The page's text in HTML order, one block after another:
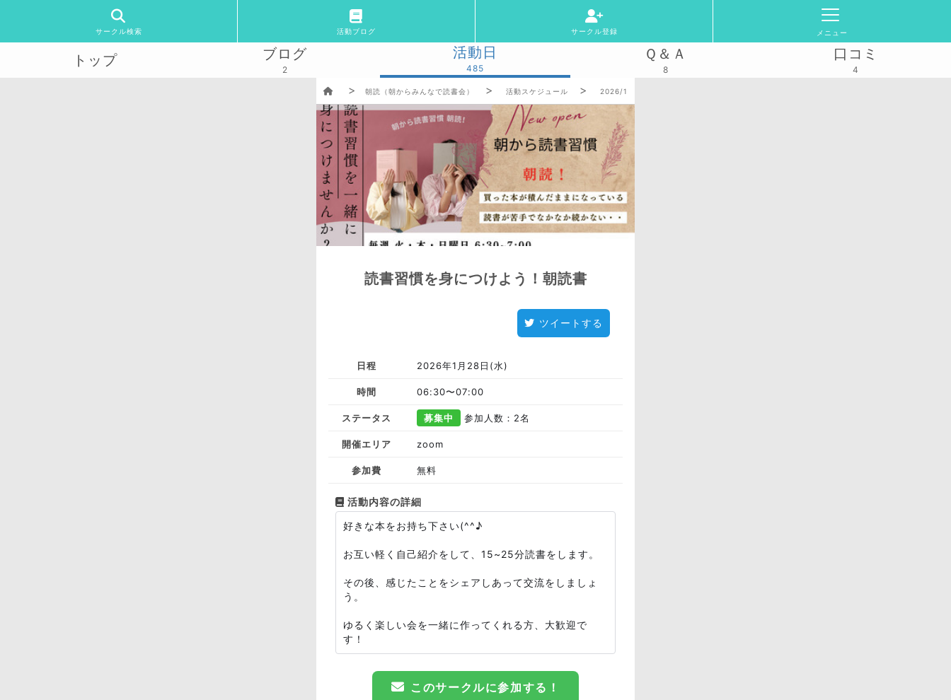
サークル検索 活動ブログ サークル登録 メニュー
トップ ブログ
2
活動日
485
Ｑ＆Ａ
8
口コミ
4
朝読（朝からみんなで読書会） 活動スケジュール 2026/1/28(水)
読書習慣を身につけよう！朝読書
ツイートする
日程 2026年1月28日(水)
時間 06:30〜07:00
ステータス 募集中 参加人数：2名
開催エリア zoom
参加費 無料
活動内容の詳細
好きな本をお持ち下さい(^^♪
お互い軽く自己紹介をして、15~25分読書をします。
その後、感じたことをシェアしあって交流をしましょ
う。
ゆるく楽しい会を一緒に作ってくれる方、大歓迎で
す！
このサークルに参加する！